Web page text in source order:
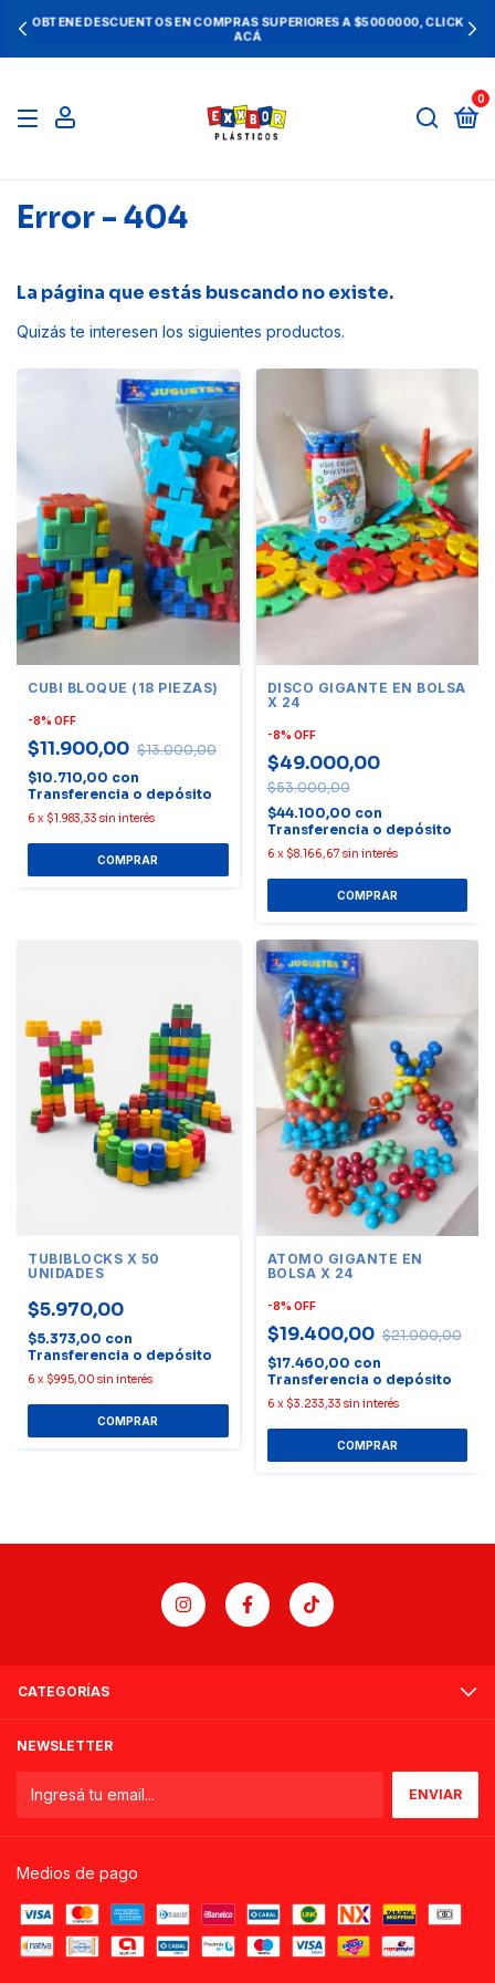
OBTENE DESCUENTOS EN COMPRAS SUPERIORES A $5000000, CLICK
ACÁ
0
Error - 404
La página que estás buscando no existe.
Quizás te interesen los siguientes productos.
CUBI BLOQUE (18 PIEZAS)
-8% OFF
$11.900,00 $13.000,00
$10.710,00 con
Transferencia o depósito
6 x $1.983,33 sin interés
DISCO GIGANTE EN BOLSA
X 24
-8% OFF
$49.000,00
$53.000,00
$44.100,00 con
Transferencia o depósito
6 x $8.166,67 sin interés
TUBIBLOCKS X 50
UNIDADES
$5.970,00
$5.373,00 con
Transferencia o depósito
6 x $995,00 sin interés
ATOMO GIGANTE EN
BOLSA X 24
-8% OFF
$19.400,00 $21.000,00
$17.460,00 con
Transferencia o depósito
6 x $3.233,33 sin interés
CATEGORÍAS
NEWSLETTER
Medios de pago